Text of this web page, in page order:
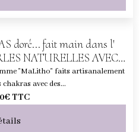
doré... fait main dans l'
NATURELLES AVEC
"MaLitho" faits artisanalement
avec des...
TTC